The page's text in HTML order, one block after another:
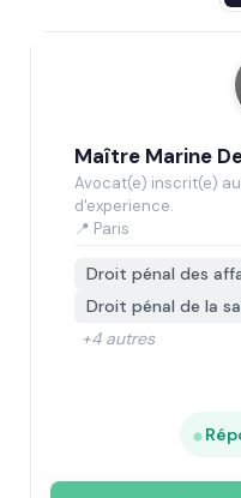
Maître Marine
Avocat(e) inscrit(e) au
d'experience.
📍 Paris
Droit pénal des
Droit pénal de la
+4 autres